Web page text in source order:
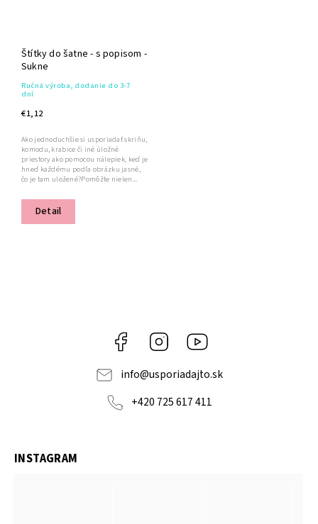
Štítky do šatne - s popisom -
Sukne
Ručná výroba, dodanie do 3-7
dní
€1,12
Detail
Ako jednoduchšie si usporiadať skriňu,
komodu, krabice či iné úložné
priestory ako pomocou nálepiek, keď je
hneď každému podľa obrázku jasné,
čo je tam uložené?Pomôžte nielen...
Facebook Instagram
info@usporiadajto.sk
+420 725 617 411
INSTAGRAM